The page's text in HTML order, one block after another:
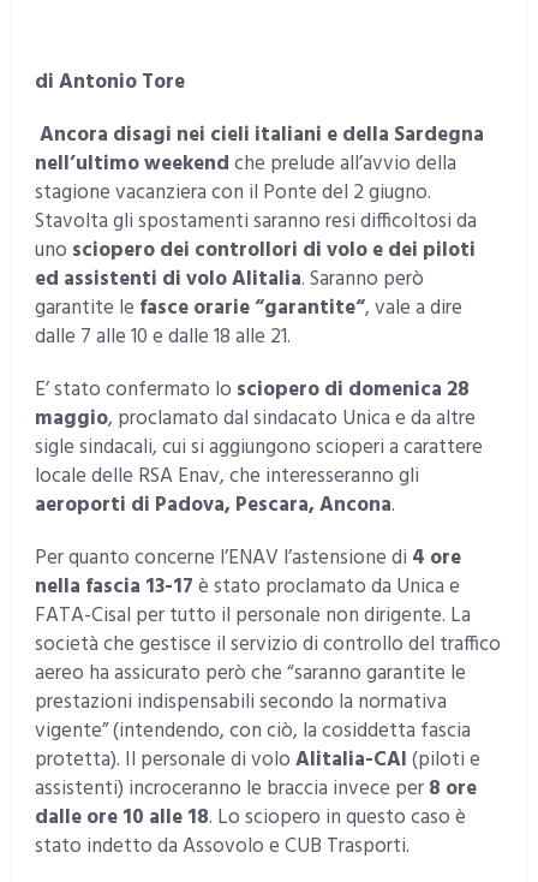
di Antonio Tore
Ancora disagi nei cieli italiani e della Sardegna
nell’ultimo weekendche prelude all’avvio della
stagione vacanziera con il Ponte del 2 giugno.
Stavolta gli spostamenti saranno resi difficoltosi da
uno sciopero dei controllori di volo e dei piloti
ed assistenti di volo Alitalia. Saranno però
garantite le fasce orarie “garantite“, vale a dire
dalle 7 alle 10 e dalle 18 alle 21.
E’ stato confermato lo sciopero di domenica 28
maggio, proclamato dal sindacato Unica e da altre
sigle sindacali, cui si aggiungono scioperi a carattere
locale delle RSA Enav, che interesseranno gli
aeroporti di Padova, Pescara, Ancona.
Per quanto concerne l’ENAV l’astensione di 4 ore
nella fascia 13-17è stato proclamato da Unica e
FATA-Cisal per tutto il personale non dirigente. La
società che gestisce il servizio di controllo del traffico
aereo ha assicurato però che “saranno garantite le
prestazioni indispensabili secondo la normativa
vigente” (intendendo, con ciò, la cosiddetta fascia
protetta). Il personale di voloAlitalia-CAI(piloti e
assistenti) incroceranno le braccia invece per8 ore
dalle ore 10 alle 18. Lo sciopero in questo caso è
stato indetto da Assovolo e CUB Trasporti.